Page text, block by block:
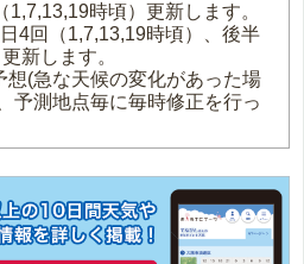
時頃）更新します。
4回（1,7,13,19時頃）、後半
新します。
(急な天候の変化があった場
予測地点毎に毎時修正を行っ